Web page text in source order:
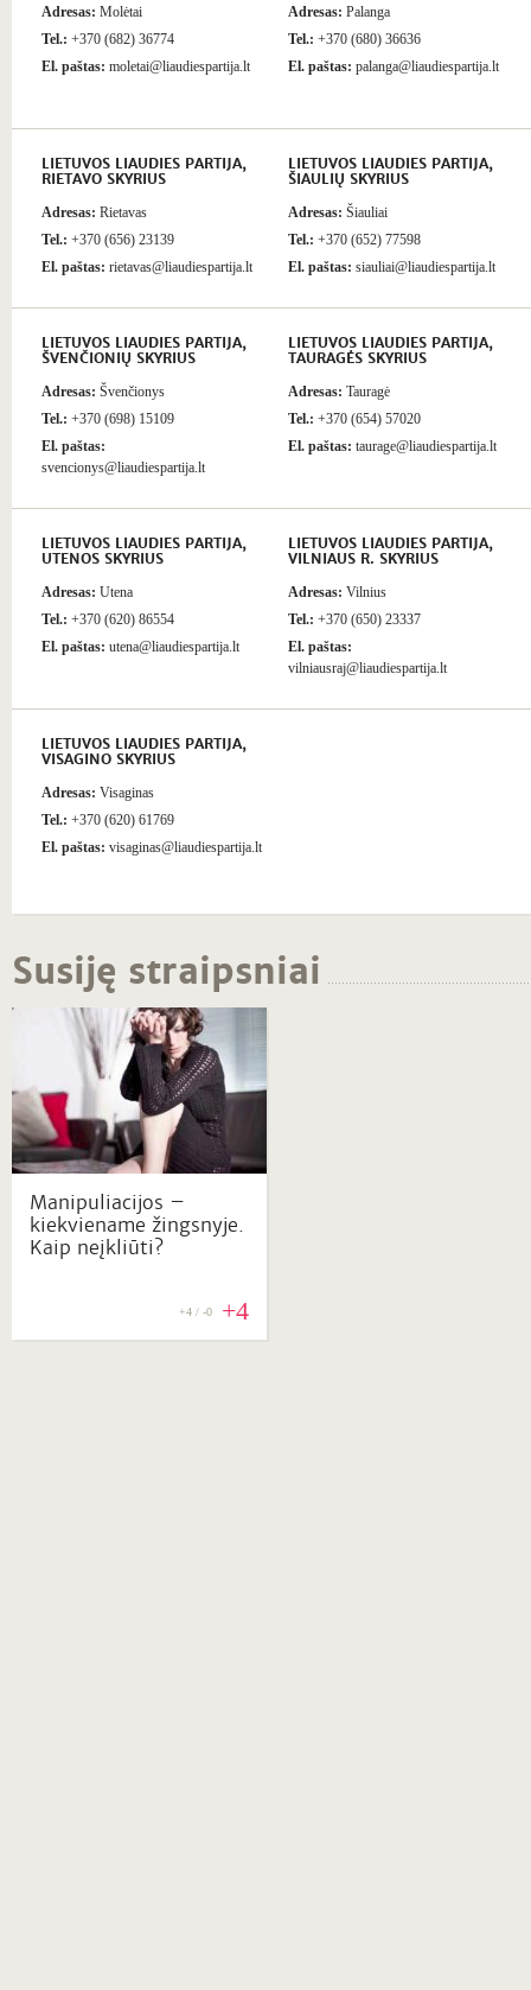
Adresas: Molėtai
Tel.: +370 (682) 36774
El. paštas: moletai@liaudiespartija.lt
Adresas: Palanga
Tel.: +370 (680) 36636
El. paštas: palanga@liaudiespartija.lt
LIETUVOS LIAUDIES PARTIJA,
RIETAVO SKYRIUS
Adresas: Rietavas
Tel.: +370 (656) 23139
El. paštas: rietavas@liaudiespartija.lt
LIETUVOS LIAUDIES PARTIJA,
ŠIAULIŲ SKYRIUS
Adresas: Šiauliai
Tel.: +370 (652) 77598
El. paštas: siauliai@liaudiespartija.lt
LIETUVOS LIAUDIES PARTIJA,
ŠVENČIONIŲ SKYRIUS
Adresas: Švenčionys
Tel.: +370 (698) 15109
El. paštas:
svencionys@liaudiespartija.lt
LIETUVOS LIAUDIES PARTIJA,
TAURAGĖS SKYRIUS
Adresas: Tauragė
Tel.: +370 (654) 57020
El. paštas: taurage@liaudiespartija.lt
LIETUVOS LIAUDIES PARTIJA,
UTENOS SKYRIUS
Adresas: Utena
Tel.: +370 (620) 86554
El. paštas: utena@liaudiespartija.lt
LIETUVOS LIAUDIES PARTIJA,
VILNIAUS R. SKYRIUS
Adresas: Vilnius
Tel.: +370 (650) 23337
El. paštas:
vilniausraj@liaudiespartija.lt
LIETUVOS LIAUDIES PARTIJA,
VISAGINO SKYRIUS
Adresas: Visaginas
Tel.: +370 (620) 61769
El. paštas: visaginas@liaudiespartija.lt
Susiję straipsniai
Manipuliacijos –
kiekviename žingsnyje.
Kaip neįkliūti?
+4 / -0 +4